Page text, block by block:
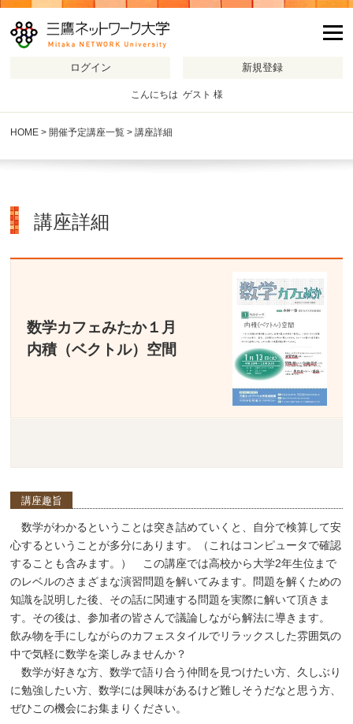
こんにちは ゲスト 様
HOME > 開催予定講座一覧 > 講座詳細
講座詳細
数学カフェみたか１月
内積（ベクトル）空間
講座趣旨
数学がわかるということは突き詰めていくと、自分で検算して安
心するということが多分にあります。（これはコンピュータで確認
することも含みます。） この講座では高校から大学2年生位まで
のレベルのさまざまな演習問題を解いてみます。問題を解くための
知識を説明した後、その話に関連する問題を実際に解いて頂きま
す。その後は、参加者の皆さんで議論しながら解法に導きます。
飲み物を手にしながらのカフェスタイルでリラックスした雰囲気の
中で気軽に数学を楽しみませんか？
数学が好きな方、数学で語り合う仲間を見つけたい方、久しぶり
に勉強したい方、数学には興味があるけど難しそうだなと思う方、
ぜひこの機会にお集まりください。